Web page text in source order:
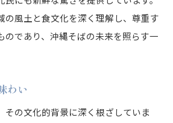
の風土と食文化を深く理解し、尊重す
のであり、沖縄そばの未来を照らす一
わい
その文化的背景に深く根ざしていま